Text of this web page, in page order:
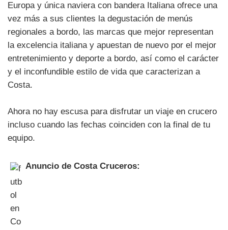
Europa y única naviera con bandera Italiana ofrece una
vez más a sus clientes la degustación de menús
regionales a bordo, las marcas que mejor representan
la excelencia italiana y apuestan de nuevo por el mejor
entretenimiento y deporte a bordo, así como el carácter
y el inconfundible estilo de vida que caracterizan a
Costa.
Ahora no hay escusa para disfrutar un viaje en crucero
incluso cuando las fechas coinciden con la final de tu
equipo.
Anuncio de Costa Cruceros: